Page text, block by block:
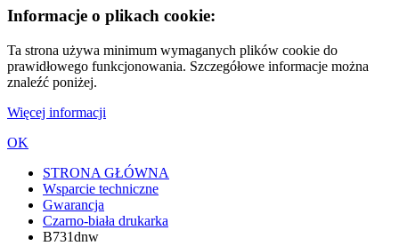
Informacje o plikach cookie:
Ta strona używa minimum wymaganych plików cookie do
prawidłowego funkcjonowania. Szczegółowe informacje można
znaleźć poniżej.
Więcej informacji
OK
STRONA GŁÓWNA
Wsparcie techniczne
Gwarancja
Czarno-biała drukarka
B731dnw